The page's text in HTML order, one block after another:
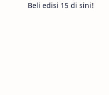
Beli edisi 15 di sini!